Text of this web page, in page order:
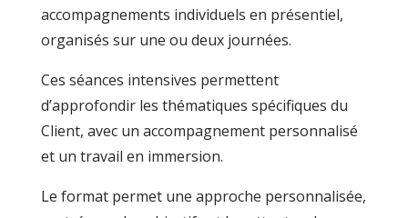
accompagnements individuels en présentiel,
organisés sur une ou deux journées.
Ces séances intensives permettent
d’approfondir les thématiques spécifiques du
Client, avec un accompagnement personnalisé
et un travail en immersion.
Le format permet une approche personnalisée,